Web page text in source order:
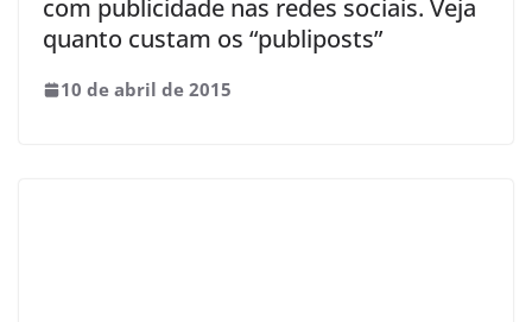
com publicidade nas redes sociais. Veja
quanto custam os “publiposts”
10 de abril de 2015